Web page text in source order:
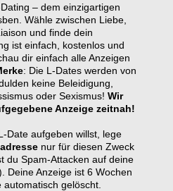
– dem einzigartigen
Wähle zwischen Liebe,
und finde dein
ist einfach, kostenlos und
dir einfach alle Anzeigen
: Die L-Dates werden von
keine Beleidigung,
oder Sexismus! Wir
Anzeige zeitnah!
Date aufgeben willst, lege
nur für diesen Zweck
du Spam-Attacken auf deine
Deine Anzeige ist 6 Wochen
gelöscht.